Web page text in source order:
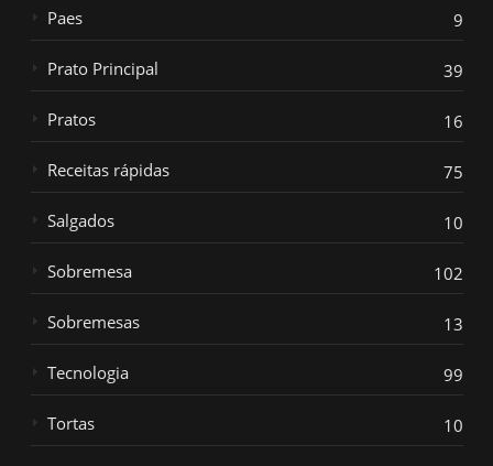
Paes 9
Prato Principal 39
Pratos 16
Receitas rápidas 75
Salgados 10
Sobremesa 102
Sobremesas 13
Tecnologia 99
Tortas 10